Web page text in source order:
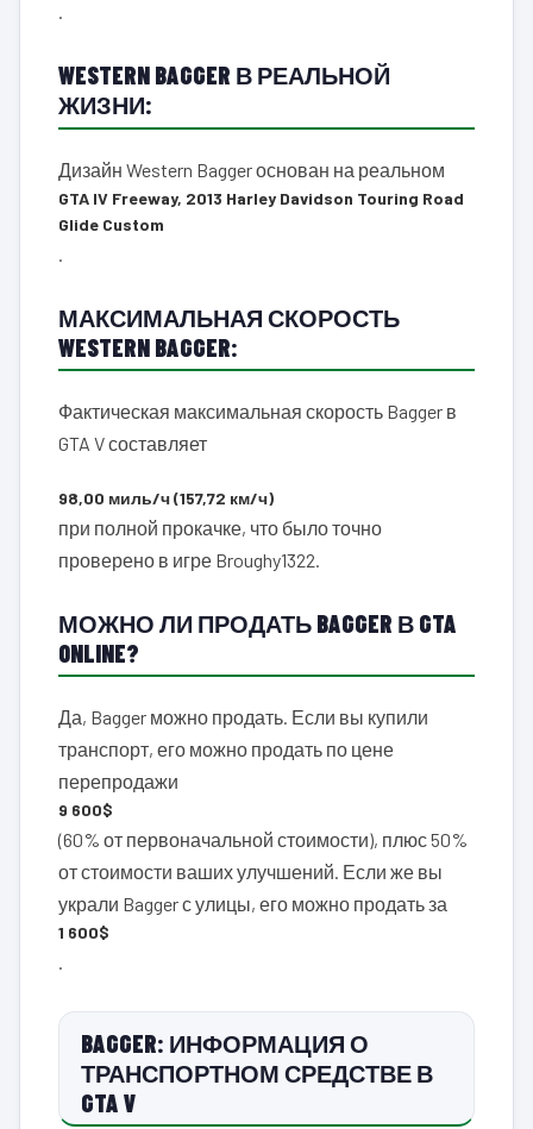
.
WESTERN BAGGER В РЕАЛЬНОЙ
ЖИЗНИ:
Дизайн Western Bagger основан на реальном
GTA IV Freeway, 2013 Harley Davidson Touring Road
Glide Custom
.
МАКСИМАЛЬНАЯ СКОРОСТЬ
WESTERN BAGGER:
Фактическая максимальная скорость Bagger в
GTA V составляет
98,00 миль/ч (157,72 км/ч)
при полной прокачке, что было точно
проверено в игре Broughy1322.
МОЖНО ЛИ ПРОДАТЬ BAGGER В GTA
ONLINE?
Да, Bagger можно продать. Если вы купили
транспорт, его можно продать по цене
перепродажи
9 600$
(60% от первоначальной стоимости), плюс 50%
от стоимости ваших улучшений. Если же вы
украли Bagger с улицы, его можно продать за
1 600$
.
BAGGER: ИНФОРМАЦИЯ О
ТРАНСПОРТНОМ СРЕДСТВЕ В
GTA V